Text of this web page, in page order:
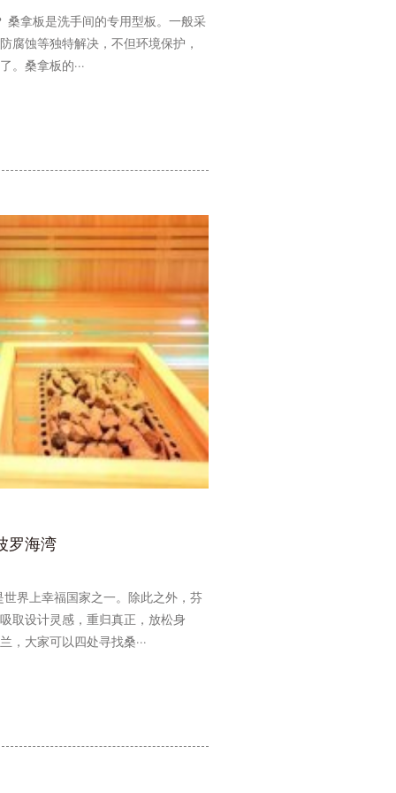
拿板是洗手间的专用型板。一般采
腐蚀等独特解决，不但环境保护，
。桑拿板的···
罗海湾
界上幸福国家之一。除此之外，芬
取设计灵感，重归真正，放松身
大家可以四处寻找桑···